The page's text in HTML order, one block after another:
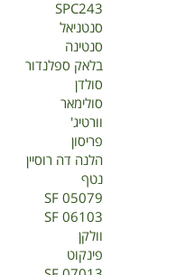
SPC243
סנטניאל
סנטינה
בלאק ספלנדור
סולדן
סולימאר
וורטיג'
פריסון
הלנה דה רוסיין
נטף
SF 05079
SF 06103
וולקן
פינקוט